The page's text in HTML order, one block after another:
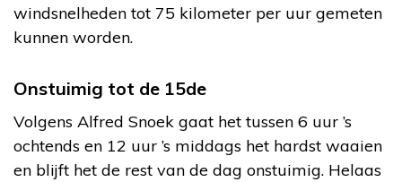
windsnelheden tot 75 kilometer per uur gemeten
kunnen worden.
Onstuimig tot de 15de
Volgens Alfred Snoek gaat het tussen 6 uur ’s
ochtends en 12 uur ’s middags het hardst waaien
en blijft het de rest van de dag onstuimig. Helaas